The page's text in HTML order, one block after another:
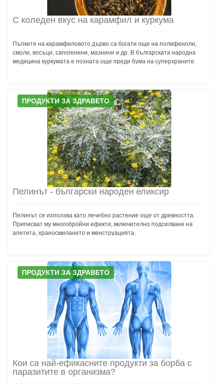
С коледен вкус на карамфил и куркума
Пъпките на карамфиловото дърво са богати още на полифеноли,
смоли, восъци, сапогенини, мазнини и др. В българската народна
медицина куркумата е позната още преди бума на суперхраните.
ПРОДУКТИ ЗА ЗДРАВЕТО
Пелинът - български народен еликсир
Пелинът се използва като лечебно растение още от древността.
Приписват му многобройни ефекти, включително подсилване на
апетита, храносмилането и менструацията.
ПРОДУКТИ ЗА ЗДРАВЕТО
Кои са най-ефикасните продукти за борба с
паразитите в организма?